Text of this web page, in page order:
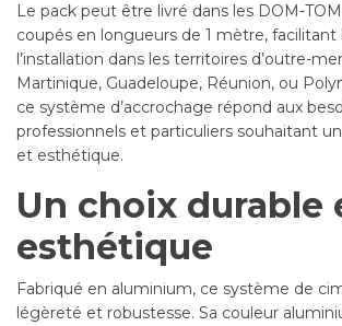
Le pack peut être livré dans les DOM-
coupés en longueurs de 1 mètre,
l’installation dans les territoires d’outre-
Martinique, Guadeloupe, Réunion, ou
ce système d’accrochage répond aux
professionnels et particuliers souhaitant
et esthétique.
Un choix durable
esthétique
Fabriqué en aluminium, ce système de
légèreté et robustesse. Sa couleur